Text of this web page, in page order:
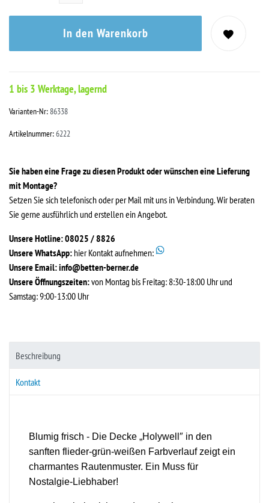
In den Warenkorb
1 bis 3 Werktage, lagernd
Varianten-Nr:86338
Artikelnummer:6222
Sie haben eine Frage zu diesen Produkt oder wünschen eine Lieferung
mit Montage?
Setzen Sie sich telefonisch oder per Mail mit uns in Verbindung. Wir beraten
Sie gerne ausführlich und erstellen ein Angebot.
Unsere Hotline: 08025 / 8826
Unsere WhatsApp: hier Kontakt aufnehmen:
Unsere Email:info@betten-berner.de
Unsere Öffnungszeiten:von Montag bis Freitag: 8:30-18:00 Uhr und
Samstag: 9:00-13:00 Uhr
Beschreibung
Kontakt
Blumig frisch - Die Decke „Holywell″ in den
sanften flieder-grün-weißen Farbverlauf zeigt ein
charmantes Rautenmuster. Ein Muss für
Nostalgie-Liebhaber!